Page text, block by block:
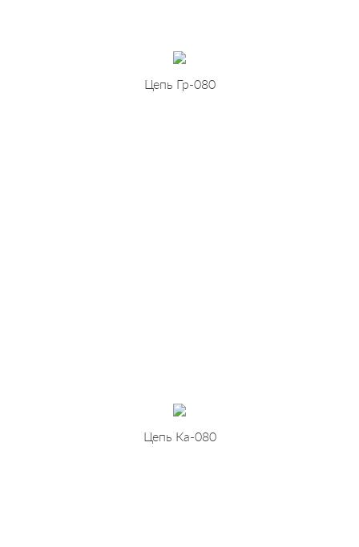
Цепь Гр-080
Цепь Ка-080